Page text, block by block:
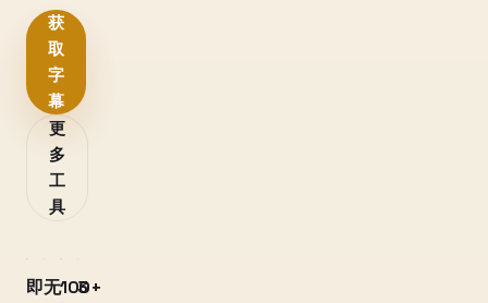
获
取
字
幕
更
多
工
具
即无100+
3